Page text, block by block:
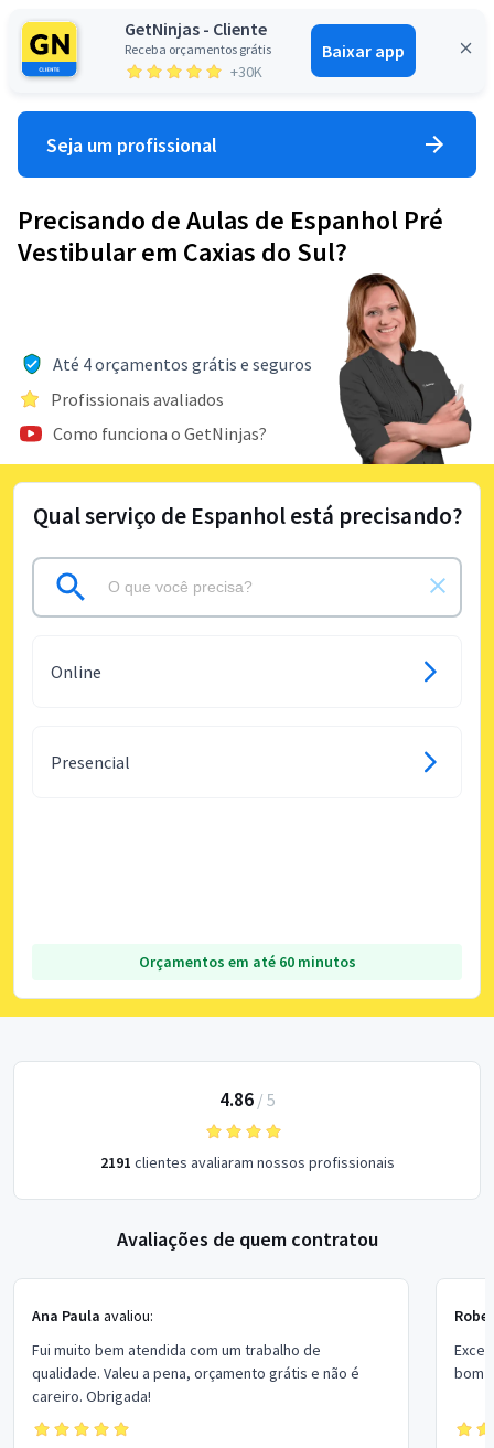
GetNinjas - Cliente
Receba orçamentos grátis
+30K
Baixar app
Entrar
Seja um profissional
Precisando de Aulas de Espanhol Pré
Vestibular em Caxias do Sul?
Até 4 orçamentos grátis e seguros
Profissionais avaliados
Como funciona o GetNinjas?
Qual serviço de Espanhol está precisando?
Online
Presencial
Orçamentos em até 60 minutos
4.86/ 5
2191 clientes avaliaram nossos profissionais
Avaliações de quem contratou
Ana Paula avaliou:
Fui muito bem atendida com um trabalho de
qualidade. Valeu a pena, orçamento grátis e não é
careiro. Obrigada!
bom